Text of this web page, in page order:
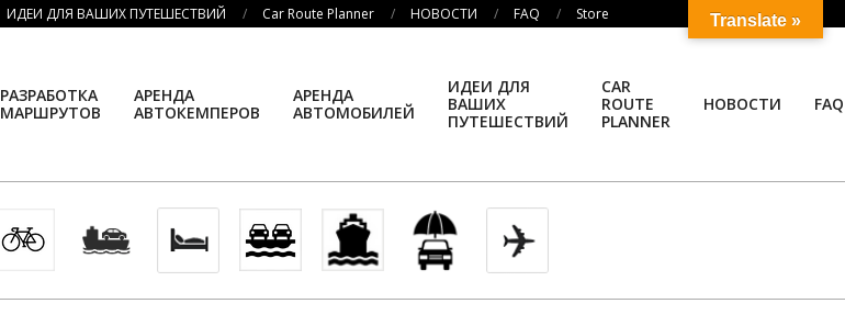
ИДЕИ ДЛЯ ВАШИХ ПУТЕШЕСТВИЙ Car Route Planner НОВОСТИ FAQ Store
РАЗРАБОТКА
МАРШРУТОВ
АРЕНДА
АВТОКЕМПЕРОВ
АРЕНДА
АВТОМОБИЛЕЙ
ИДЕИ ДЛЯ
ВАШИХ
ПУТЕШЕСТВИЙ
CAR
ROUTE
PLANNER
НОВОСТИ FAQ
Translate »